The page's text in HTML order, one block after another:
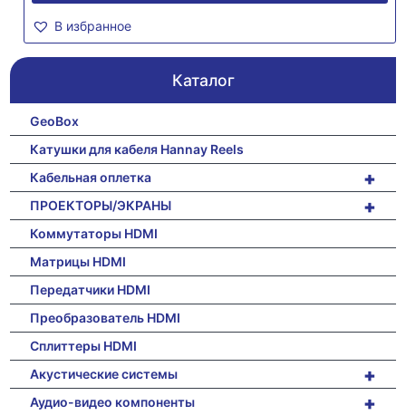
В избранное
Каталог
GeoBox
Катушки для кабеля Hannay Reels
+
Кабельная оплетка
+
ПРОЕКТОРЫ/ЭКРАНЫ
Коммутаторы HDMI
Матрицы HDMI
Передатчики HDMI
Преобразователь HDMI
Сплиттеры HDMI
+
Акустические системы
+
Аудио-видео компоненты